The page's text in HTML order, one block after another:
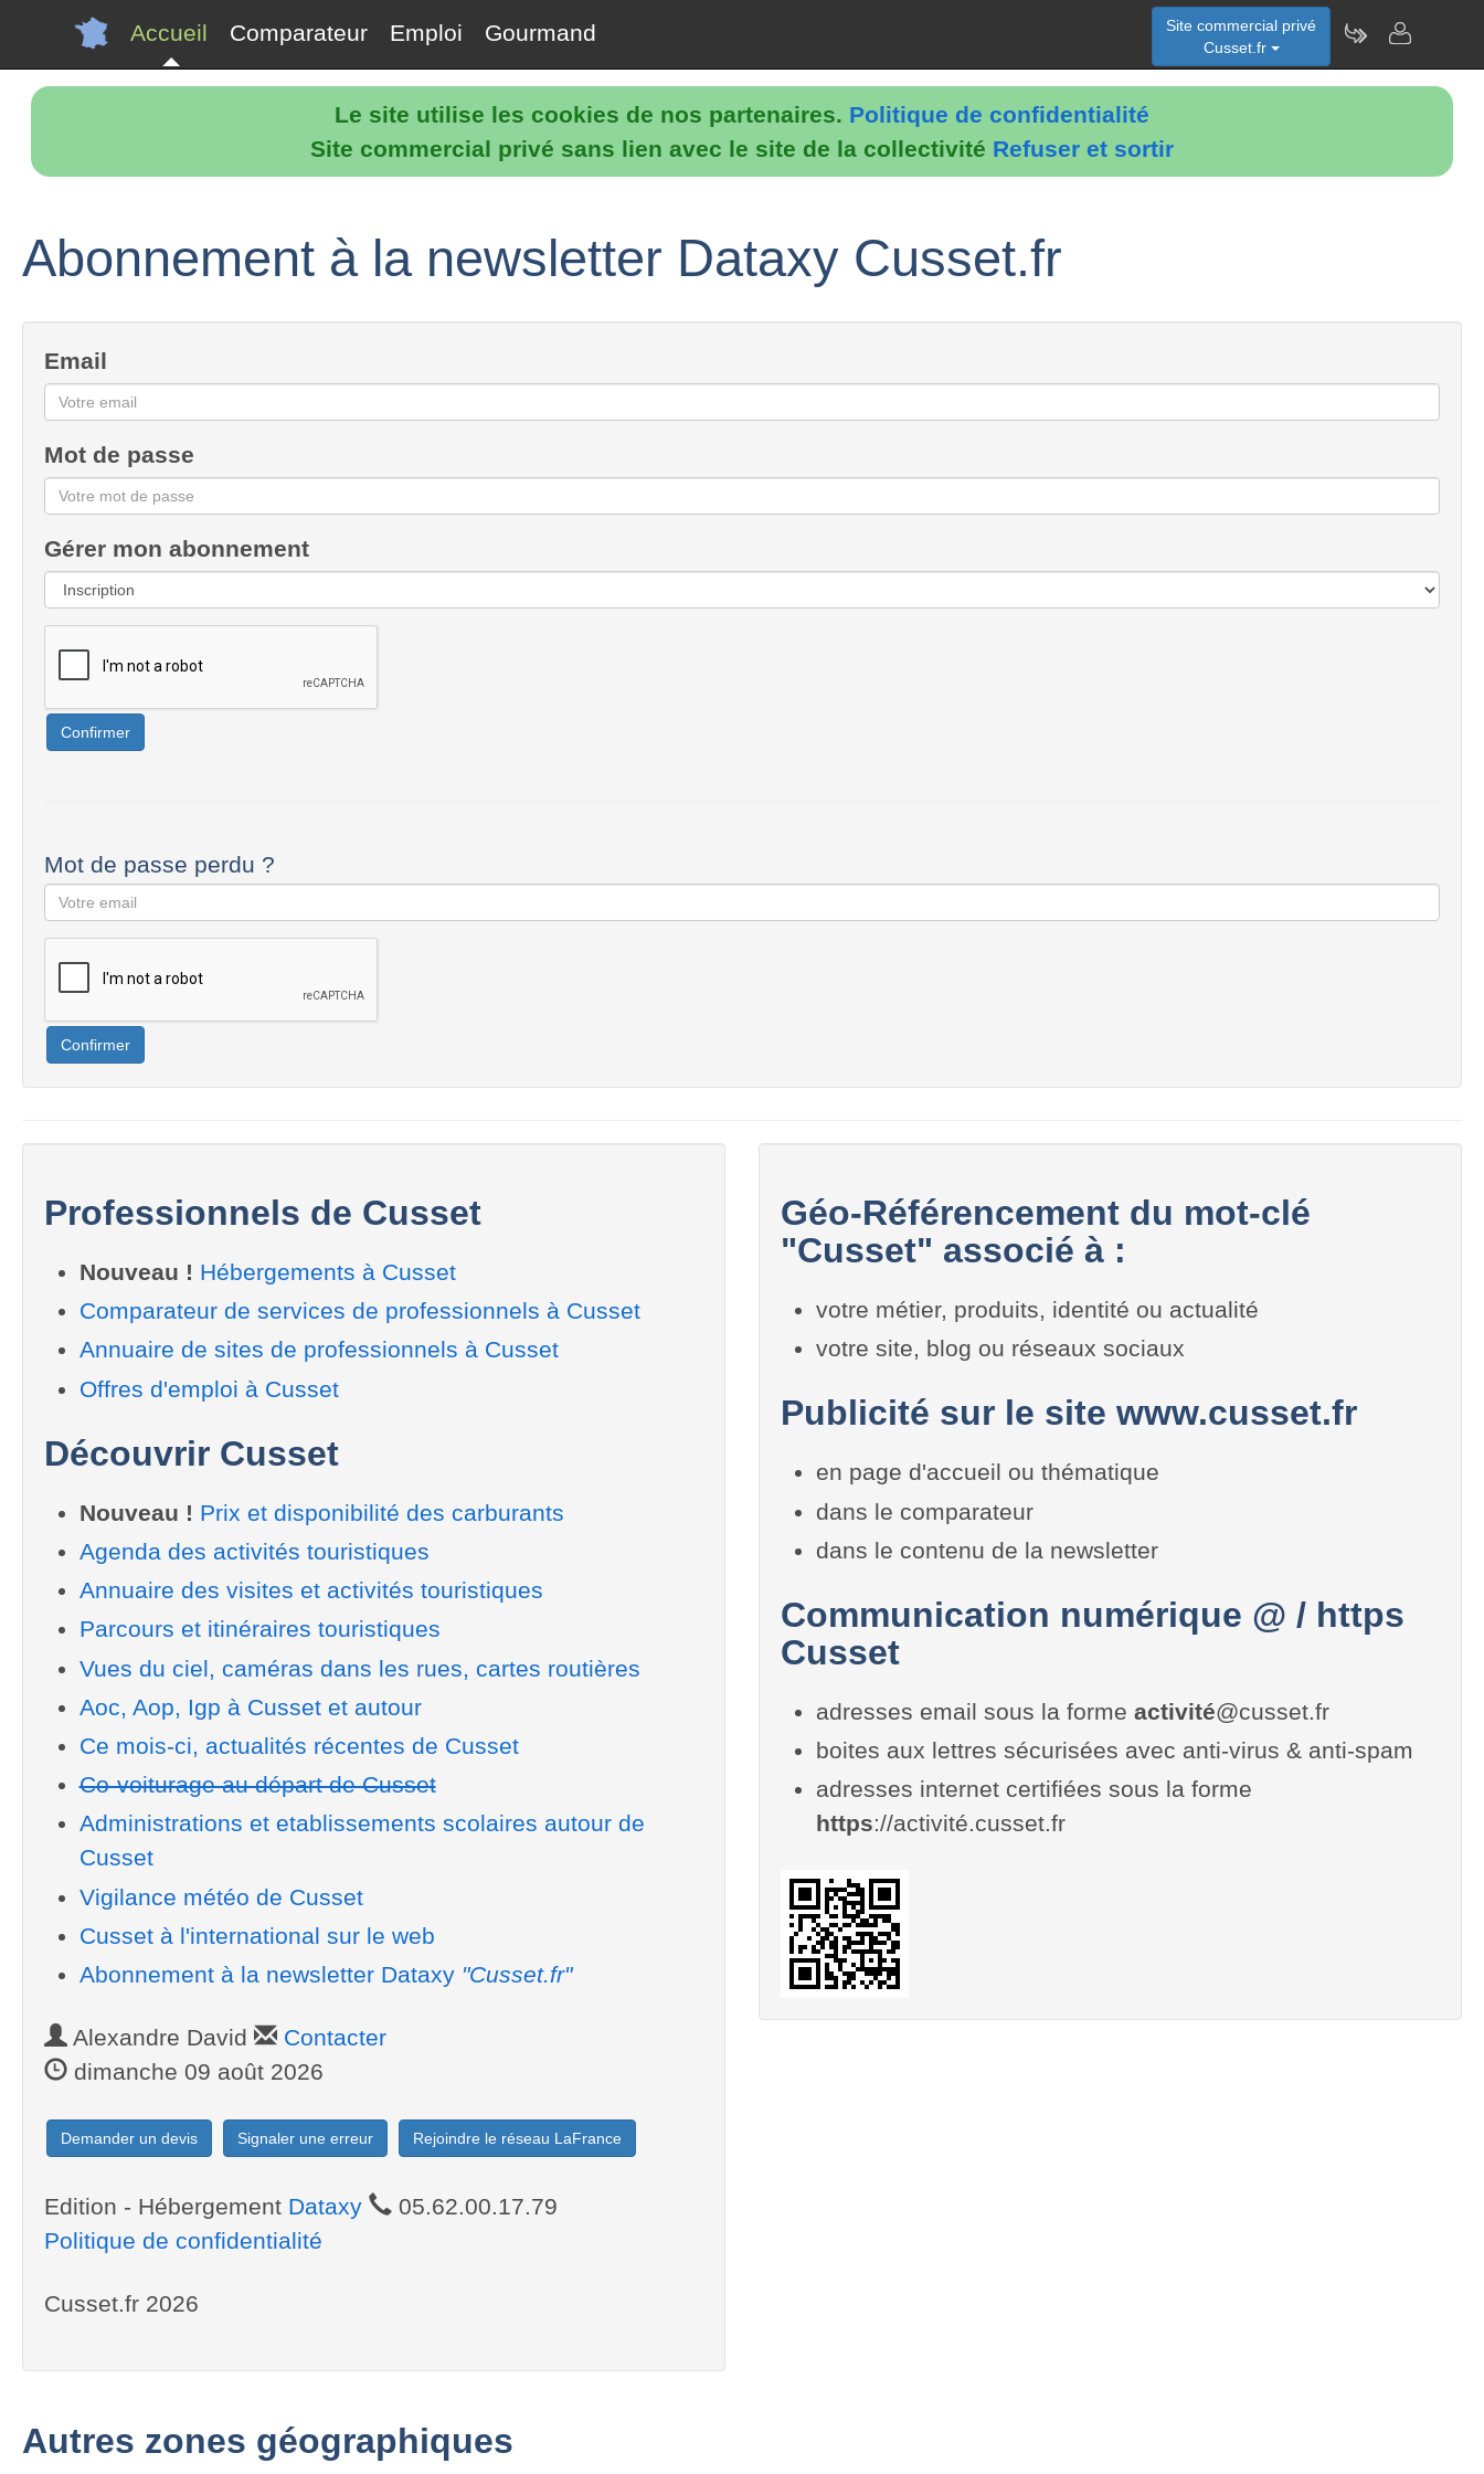
Le site utilise les cookies de nos partenaires. Politique de confidentialité
Site commercial privé sans lien avec le site de la collectivité Refuser et sortir
Accueil Comparateur Emploi Gourmand
Site commercial privé
Cusset.fr
Abonnement à la newsletter Dataxy Cusset.fr
Email
Mot de passe
Gérer mon abonnement
Confirmer
Mot de passe perdu ?
Confirmer
Professionnels de Cusset
Nouveau ! Hébergements à Cusset
Comparateur de services de professionnels à Cusset
Annuaire de sites de professionnels à Cusset
Offres d'emploi à Cusset
Découvrir Cusset
Nouveau ! Prix et disponibilité des carburants
Agenda des activités touristiques
Annuaire des visites et activités touristiques
Parcours et itinéraires touristiques
Vues du ciel, caméras dans les rues, cartes routières
Aoc, Aop, Igp à Cusset et autour
Ce mois-ci, actualités récentes de Cusset
Co-voiturage au départ de Cusset
Administrations et etablissements scolaires autour de
Cusset
Vigilance météo de Cusset
Cusset à l'international sur le web
Abonnement à la newsletter Dataxy "Cusset.fr"
Alexandre David
Contacter
dimanche 09 août 2026
Demander un devis Signaler une erreur Rejoindre le réseau LaFrance
Edition - Hébergement Dataxy
05.62.00.17.79
Politique de confidentialité
Cusset.fr 2026
Géo-Référencement du mot-clé
"Cusset" associé à :
votre métier, produits, identité ou actualité
votre site, blog ou réseaux sociaux
Publicité sur le site www.cusset.fr
en page d'accueil ou thématique
dans le comparateur
dans le contenu de la newsletter
Communication numérique @ / https
Cusset
adresses email sous la forme activité@cusset.fr
boites aux lettres sécurisées avec anti-virus & anti-spam
adresses internet certifiées sous la forme
https://activité.cusset.fr
Autres zones géographiques